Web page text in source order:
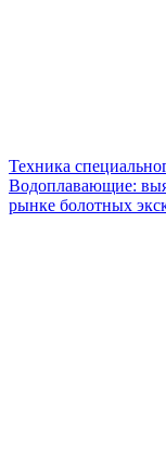
Техника
Водоплавающие:
рынке болотных